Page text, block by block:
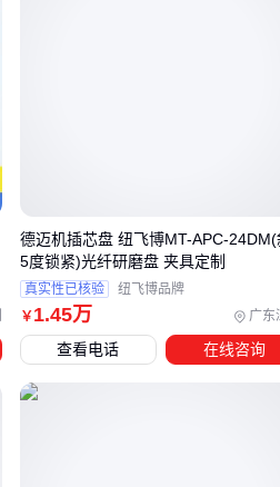
带宽需求与业务类
带宽支持，而普通
景必不可少，铠装
三、数据中心和长
异？
光纤纤芯的选型核心
凭借更
信中能显著降低信号
直径和多模式传输
￥ 1.45万 广东
德迈机插芯盘 纽飞博MT-APC-24DM(
5度锁紧)光纤研磨盘 夹具定制
真实性已核验 纽飞博品牌
查看电话 在线咨询